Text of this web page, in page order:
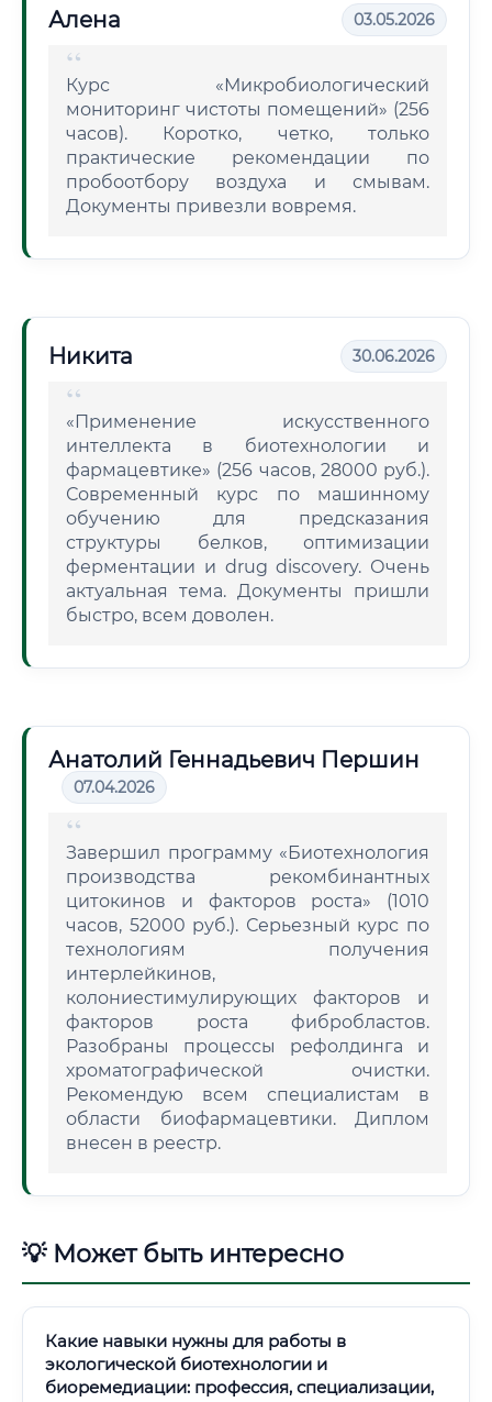
Алена 03.05.2026
Курс «Микробиологический
мониторинг чистоты помещений» (256
часов). Коротко, четко, только
практические рекомендации по
пробоотбору воздуха и смывам.
Документы привезли вовремя.
Никита 30.06.2026
«Применение искусственного
интеллекта в биотехнологии и
фармацевтике» (256 часов, 28000 руб.).
Современный курс по машинному
обучению для предсказания
структуры белков, оптимизации
ферментации и drug discovery. Очень
актуальная тема. Документы пришли
быстро, всем доволен.
Анатолий Геннадьевич Першин
07.04.2026
Завершил программу «Биотехнология
производства рекомбинантных
цитокинов и факторов роста» (1010
часов, 52000 руб.). Серьезный курс по
технологиям получения
интерлейкинов,
колониестимулирующих факторов и
факторов роста фибробластов.
Разобраны процессы рефолдинга и
хроматографической очистки.
Рекомендую всем специалистам в
области биофармацевтики. Диплом
внесен в реестр.
💡 Может быть интересно
Какие навыки нужны для работы в
экологической биотехнологии и
биоремедиации: профессия, специализации,